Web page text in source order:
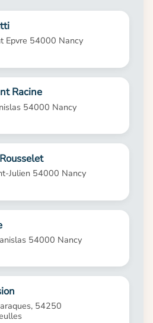
Epvre 54000 Nancy
Racine
54000 Nancy
Julien 54000 Nancy
54000 Nancy
54250